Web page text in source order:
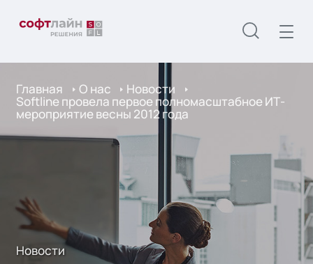
Главная О нас Новости
Softline провела первое полномасштабное ИТ-
мероприятие весны 2012 года
Новости